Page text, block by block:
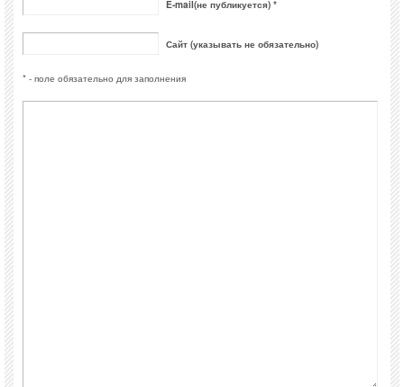
E-mail(не публикуется) *
Сайт (указывать не обязательно)
* - поле обязательно для заполнения